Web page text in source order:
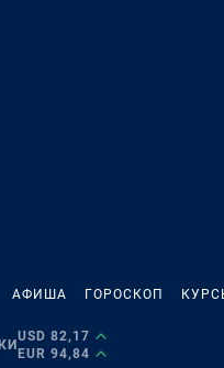
АФИША ГОРОСКОП
USD 82,17
EUR 94,84